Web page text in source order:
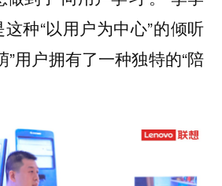
种“以用户为中心”的倾听
”用户拥有了一种独特的“陪